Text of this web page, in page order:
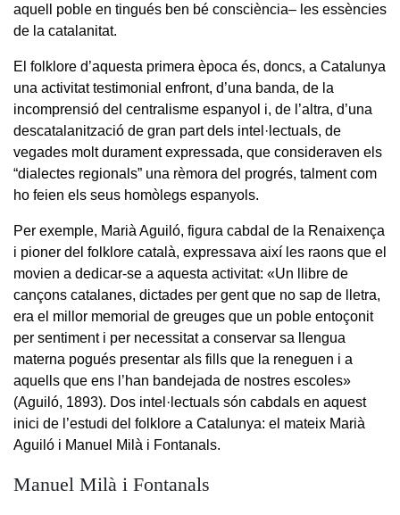
aquell poble en tingués ben bé consciència– les essències
de la catalanitat.
El folklore d’aquesta primera època és, doncs, a Catalunya
una activitat testimonial enfront, d’una banda, de la
incomprensió del centralisme espanyol i, de l’altra, d’una
descatalanització de gran part dels intel·lectuals, de
vegades molt durament expressada, que consideraven els
“dialectes regionals” una rèmora del progrés, talment com
ho feien els seus homòlegs espanyols.
Per exemple, Marià Aguiló, figura cabdal de la Renaixença
i pioner del folklore català, expressava així les raons que el
movien a dedicar-se a aquesta activitat: «Un llibre de
cançons catalanes, dictades per gent que no sap de lletra,
era el millor memorial de greuges que un poble entoçonit
per sentiment i per necessitat a conservar sa llengua
materna pogués presentar als fills que la reneguen i a
aquells que ens l’han bandejada de nostres escoles»
(Aguiló, 1893). Dos intel·lectuals són cabdals en aquest
inici de l’estudi del folklore a Catalunya: el mateix Marià
Aguiló i Manuel Milà i Fontanals.
Manuel Milà i Fontanals